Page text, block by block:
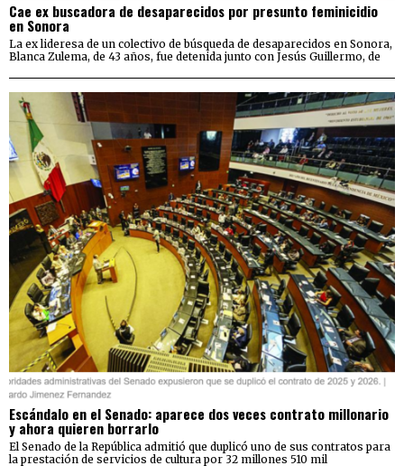
Cae ex buscadora de desaparecidos por presunto feminicidio
en Sonora
La ex lideresa de un colectivo de búsqueda de desaparecidos en Sonora,
Blanca Zulema, de 43 años, fue detenida junto con Jesús Guillermo, de
Escándalo en el Senado: aparece dos veces contrato millonario
y ahora quieren borrarlo
El Senado de la República admitió que duplicó uno de sus contratos para
la prestación de servicios de cultura por 32 millones 510 mil